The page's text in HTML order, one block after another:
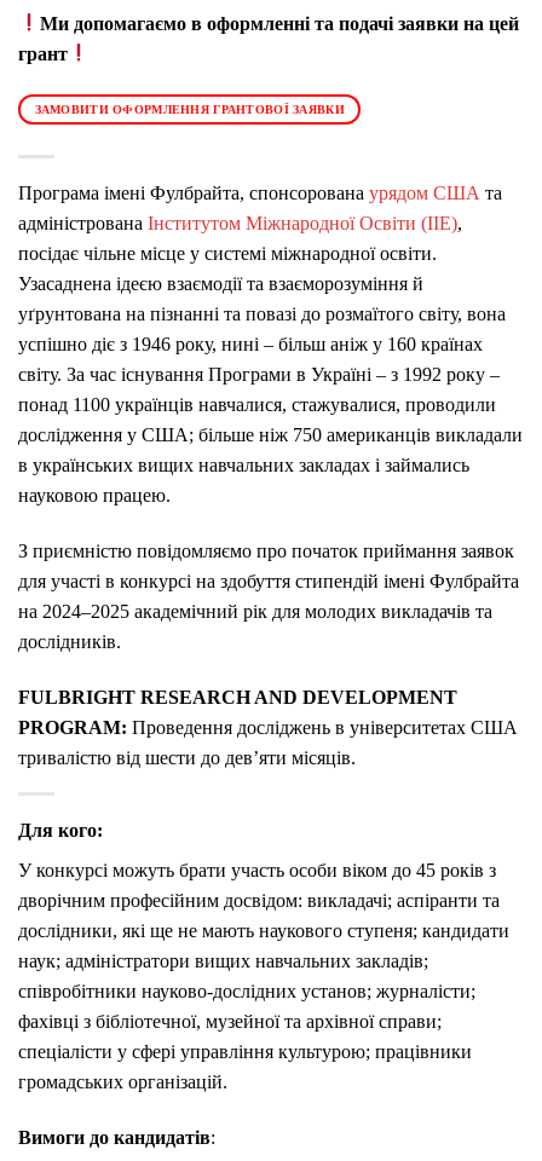
Ми допомагаємо в оформленні та подачі заявки на цей
грант
ЗАМОВИТИ ОФОРМЛЕННЯ ГРАНТОВОЇ ЗАЯВКИ
Програма імені Фулбрайта, спонсорована урядом США та
адміністрована Інститутом Міжнародної Освіти (IIE),
посідає чільне місце у системі міжнародної освіти.
Узасаднена ідеєю взаємодії та взаєморозуміння й
уґрунтована на пізнанні та повазі до розмаїтого світу, вона
успішно діє з 1946 року, нині – більш аніж у 160 країнах
світу. За час існування Програми в Україні – з 1992 року –
понад 1100 українців навчалися, стажувалися, проводили
дослідження у США; більше ніж 750 американців викладали
в українських вищих навчальних закладах і займались
науковою працею.
З приємністю повідомляємо про початок приймання заявок
для участі в конкурсі на здобуття стипендій імені Фулбрайта
на 2024–2025 академічний рік для молодих викладачів та
дослідників.
FULBRIGHT RESEARCH AND DEVELOPMENT
PROGRAM: Проведення досліджень в університетах США
тривалістю від шести до дев’яти місяців.
Для кого:
У конкурсі можуть брати участь особи віком до 45 років з
дворічним професійним досвідом: викладачі; аспіранти та
дослідники, які ще не мають наукового ступеня; кандидати
наук; адміністратори вищих навчальних закладів;
співробітники науково-дослідних установ; журналісти;
фахівці з бібліотечної, музейної та архівної справи;
спеціалісти у сфері управління культурою; працівники
громадських організацій.
Вимоги до кандидатів: